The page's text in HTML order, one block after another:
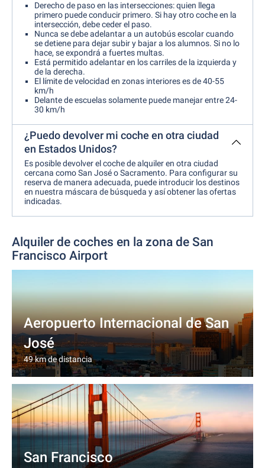
Derecho de paso en las intersecciones: quien llega
primero puede conducir primero. Si hay otro coche en la
intersección, debe ceder el paso.
Nunca se debe adelantar a un autobús escolar cuando
se detiene para dejar subir y bajar a los alumnos. Si no lo
hace, se expondrá a fuertes multas.
Está permitido adelantar en los carriles de la izquierda y
de la derecha.
El límite de velocidad en zonas interiores es de 40-55
km/h
Delante de escuelas solamente puede manejar entre 24-
30 km/h
¿Puedo devolver mi coche en otra ciudad
en Estados Unidos?
Es posible devolver el coche de alquiler en otra ciudad
cercana como San José o Sacramento. Para configurar su
reserva de manera adecuada, puede introducir los destinos
en nuestra máscara de búsqueda y así obtener las ofertas
indicadas.
Alquiler de coches en la zona de San
Francisco Airport
Aeropuerto Internacional de San
José
49 km de distancia
San Francisco